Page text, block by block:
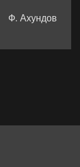
Ф. Ахундов